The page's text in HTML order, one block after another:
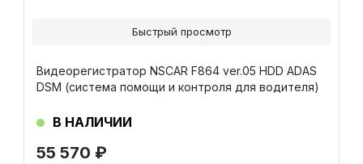
55 570 ₽
Видеорегистратор NSCAR F864 ver.05 HDD ADAS
DSM (система помощи и контроля для водителя)
В НАЛИЧИИ
Быстрый просмотр